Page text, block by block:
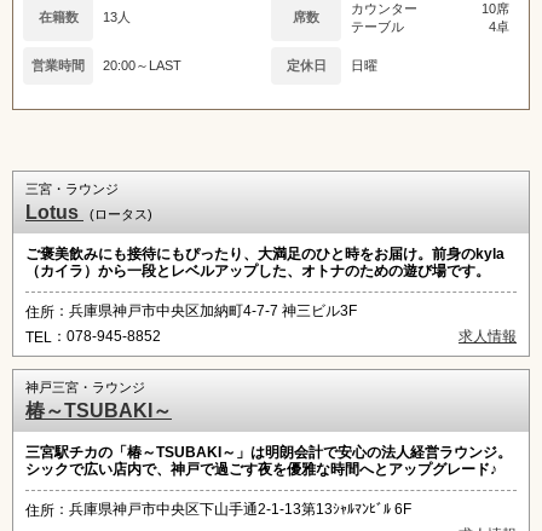
在籍数 13人 席数
カウンター
10席
テーブル
4卓
営業時間 20:00～LAST 定休日 日曜
三宮・ラウンジ
Lotus (ロータス)
ご褒美飲みにも接待にもぴったり、大満足のひと時をお届け。前身のkyla
（カイラ）から一段とレベルアップした、オトナのための遊び場です。
住所 ：兵庫県神戸市中央区加納町4-7-7 神三ビル3F
TEL ：078-945-8852 求人情報
神戸三宮・ラウンジ
椿～TSUBAKI～
三宮駅チカの「椿～TSUBAKI～」は明朗会計で安心の法人経営ラウンジ。
シックで広い店内で、神戸で過ごす夜を優雅な時間へとアップグレード♪
住所 ：兵庫県神戸市中央区下山手通2-1-13第13ｼｬﾙﾏﾝﾋﾞﾙ 6F